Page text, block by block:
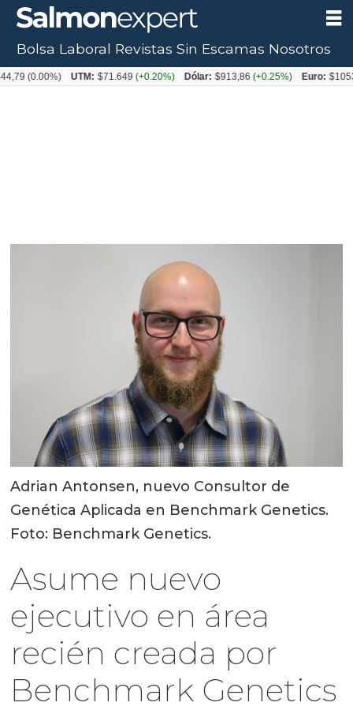
Adrian Antonsen, nuevo Consultor de
Genética Aplicada en Benchmark Genetics.
Foto: Benchmark Genetics.
Asume nuevo
ejecutivo en área
recién creada por
Benchmark Genetics
Bolsa Laboral Revistas Sin Escamas Nosotros
UTM: $71.649(+0.20%) Dólar: $913,86(+0.25%) Euro: $1053,08 (-